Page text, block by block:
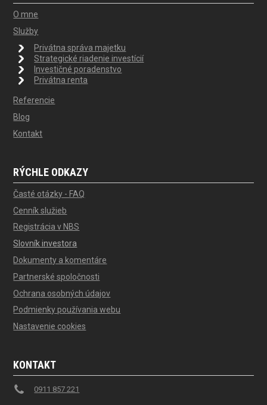
O mne
Služby
Privátna správa majetku
Strategické riadenie investícií
Investičné poradenstvo
Privátna renta
Referencie
Blog
Kontakt
RÝCHLE ODKAZY
Časté otázky - FAQ
Cenník služieb
Registrácia v NBS
Slovník investora
Dokumenty a komentáre
Partnerské spoločnosti
Ochrana osobných údajov
Podmienky používania webu
Nastavenie cookies
KONTAKT
0911 857 221